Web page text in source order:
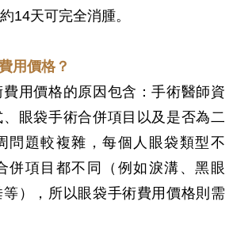
14天可完全消腫。
用價格？
費用價格的原因包含：手術醫師資
眼袋手術合併項目以及是否為二
問題較複雜，每個人眼袋類型不
併項目都不同（例如淚溝、黑眼
），所以眼袋手術費用價格則需